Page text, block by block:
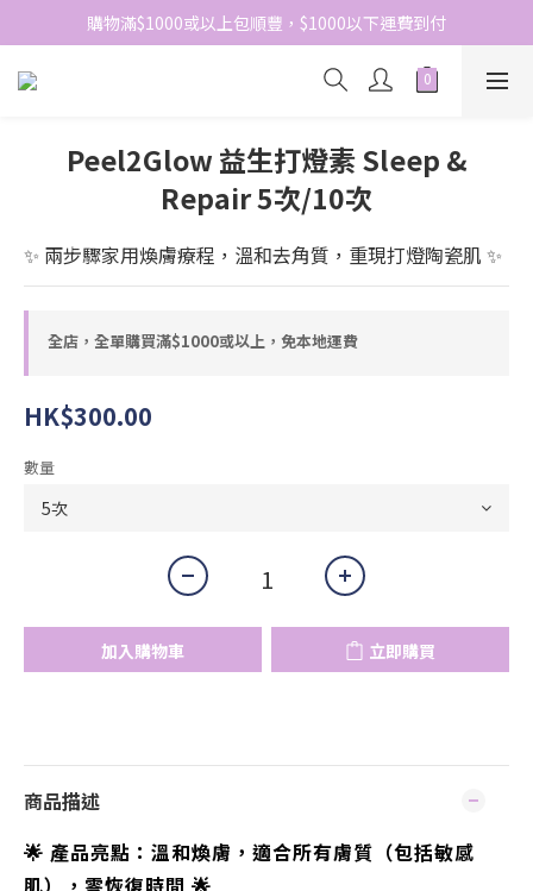
網站免費登記會員，會員優惠價於結帳時自動扣減
購物滿$1000或以上包順豐，$1000以下運費到付
網站免費登記會員，會員優惠價於結帳時自動扣減
Peel2Glow 益生打燈素 Sleep &
Repair 5次/10次
✨ 兩步驟家用煥膚療程，溫和去角質，重現打燈陶瓷肌 ✨
全店，全單購買滿$1000或以上，免本地運費
HK$300.00
數量
加入購物車 立即購買
商品描述
🌟 產品亮點：溫和煥膚，適合所有膚質（包括敏感
肌），零恢復時間 🌟